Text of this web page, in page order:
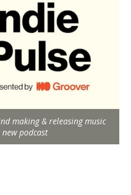
making & releasing music
podcast